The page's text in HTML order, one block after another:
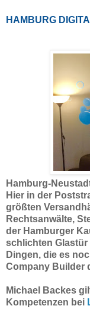
HAMBURG
Hamburg-
Hier in der
größten
Rechtsanwälte,
der Hamburger
schlichten Glastür
Dingen, die es
Company Builder
Michael Backes
Kompetenzen bei